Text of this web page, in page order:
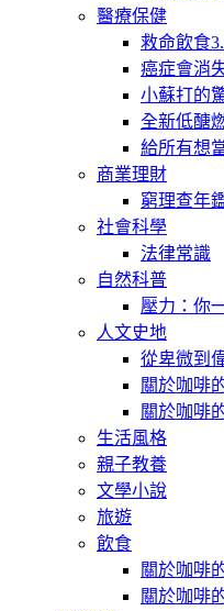
醫療保健
救命飲食
癌症會消
小蘇打的
全新低醣
給所有想
商業理財
窮理查年
社會科學
法律常識
自然科普
壓力：你
人文史地
從卑微到
關於咖啡
關於咖啡
生活風格
親子教養
文學小說
旅遊
飲食
關於咖啡
關於咖啡